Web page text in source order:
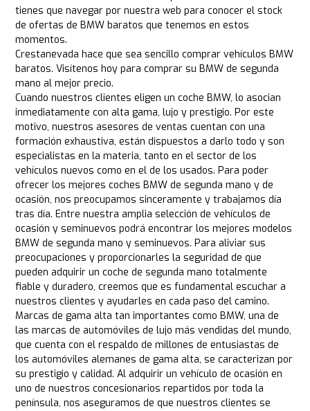
tienes que navegar por nuestra web para conocer el stock
de ofertas de BMW baratos que tenemos en estos
momentos.
Crestanevada hace que sea sencillo comprar vehículos BMW
baratos. Visítenos hoy para comprar su BMW de segunda
mano al mejor precio.
Cuando nuestros clientes eligen un coche BMW, lo asocian
inmediatamente con alta gama, lujo y prestigio. Por este
motivo, nuestros asesores de ventas cuentan con una
formación exhaustiva, están dispuestos a darlo todo y son
especialistas en la materia, tanto en el sector de los
vehículos nuevos como en el de los usados. Para poder
ofrecer los mejores coches BMW de segunda mano y de
ocasión, nos preocupamos sinceramente y trabajamos día
tras día. Entre nuestra amplia selección de vehículos de
ocasión y seminuevos podrá encontrar los mejores modelos
BMW de segunda mano y seminuevos. Para aliviar sus
preocupaciones y proporcionarles la seguridad de que
pueden adquirir un coche de segunda mano totalmente
fiable y duradero, creemos que es fundamental escuchar a
nuestros clientes y ayudarles en cada paso del camino.
Marcas de gama alta tan importantes como BMW, una de
las marcas de automóviles de lujo más vendidas del mundo,
que cuenta con el respaldo de millones de entusiastas de
los automóviles alemanes de gama alta, se caracterizan por
su prestigio y calidad. Al adquirir un vehículo de ocasión en
uno de nuestros concesionarios repartidos por toda la
península, nos aseguramos de que nuestros clientes se